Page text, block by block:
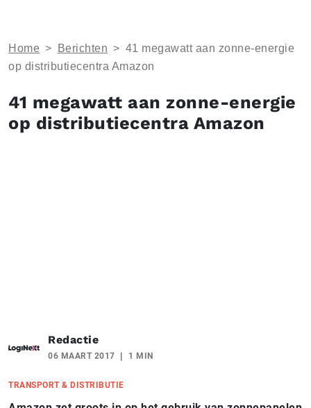
Home > Berichten > 41 megawatt aan zonne-energie
op distributiecentra Amazon
41 megawatt aan zonne-energie
op distributiecentra Amazon
Redactie
06 MAART 2017 1 MIN
TRANSPORT & DISTRIBUTIE